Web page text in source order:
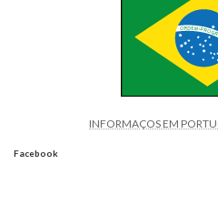
INFORMAÇOS EM
Facebook